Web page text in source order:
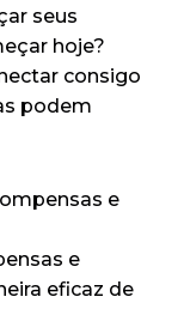
seus
hoje?
consigo
podem
e
e
eficaz de